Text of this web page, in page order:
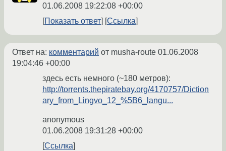
01.06.2008 19:22:08 +00:00
Показать ответ
Ссылка
Ответ на: комментарий от musha-route 01.06.2008
19:04:46 +00:00
здесь есть немного (~180 метров):
http://torrents.thepiratebay.org/4170757/Diction
ary_from_Lingvo_12_%5B6_langu...
anonymous
01.06.2008 19:31:28 +00:00
Ссылка